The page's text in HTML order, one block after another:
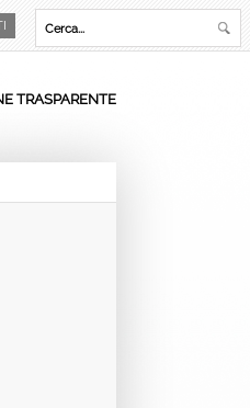
TRASPARENTE